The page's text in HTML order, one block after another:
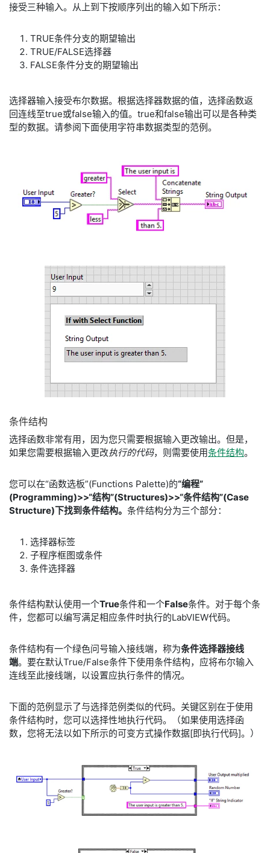
接受三种输入。从上到下按顺序列出的输入如下所示：
TRUE条件分支的期望输出
TRUE/FALSE选择器
FALSE条件分支的期望输出
选择器输入接受布尔数据。根据选择器数据的值，选择函数返
回连线至true或false输入的值。true和false输出可以是各种类
型的数据。请参阅下面使用字符串数据类型的范例。
条件结构
选择函数非常有用，因为您只需要根据输入更改输出。但是，
如果您需要根据输入更改执行的代码，则需要使用条件结构。
您可以在“函数选板”(Functions Palette)的“编程”
(Programming)>>“结构”(Structures)>>“条件结构”(Case
Structure)下找到条件结构。 条件结构分为三个部分：
选择器标签
子程序框图或条件
条件选择器
条件结构默认使用一个True条件和一个False条件。对于每个条
件，您都可以编写满足相应条件时执行的LabVIEW代码。
条件结构有一个绿色问号输入接线端，称为条件选择器接线
端。要在默认True/False条件下使用条件结构，应将布尔输入
连线至此接线端，以设置应执行条件的情况。
下面的范例显示了与选择范例类似的代码。关键区别在于使用
条件结构时，您可以选择性地执行代码。（如果使用选择函
数，您将无法以如下所示的可变方式操作数据[即执行代码]。）